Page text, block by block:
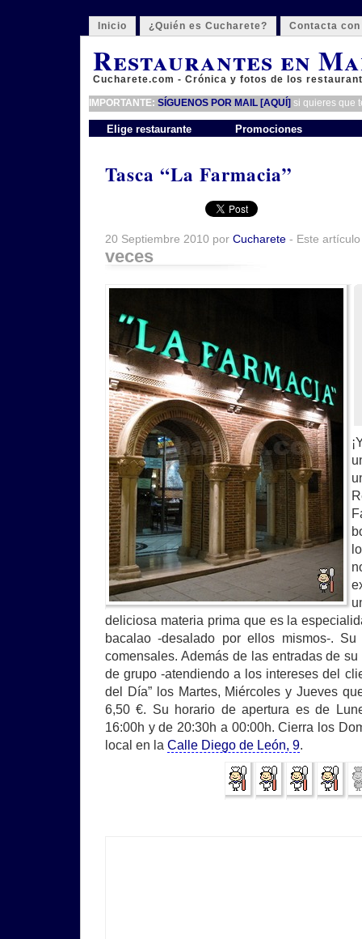
Inicio ¿Quién es Cucharete? Contacta
Restaurantes en
Cucharete.com - Crónica y fotos de los
IMPORTANTE: SÍGUENOS POR MAIL [AQUÍ] si quieres que
Elige restaurante Promociones
Tasca “La Farmacia”
20 Septiembre 2010 por Cucharete - Este
veces
deliciosa materia prima que es la
bacalao -desalado por ellos mismos-.
comensales. Además de las entradas de
de grupo -atendiendo a los intereses del
del Día” los Martes, Miércoles y Jueves
6,50 €. Su horario de apertura es de
16:00h y de 20:30h a 00:00h. Cierra los
local en la Calle Diego de León, 9.